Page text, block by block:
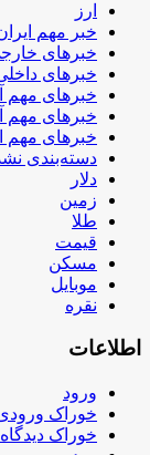
ارز
خبر مهم
خبرهای
خبرهای
خبرهای مهم
خبرهای مهم
خبرهای مهم
دسته‌بندی
دلار
زمین
طلا
قیمت
مسکن
موبایل
نقره
اطلاعات
ورود
خوراک
خوراک